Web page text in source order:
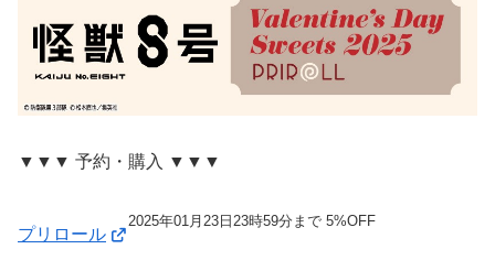
▼▼▼ 予約・購入 ▼▼▼
プリロール
2025年01月23日23時59分まで 5%OFF